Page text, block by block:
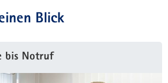
Blick
bis Notruf